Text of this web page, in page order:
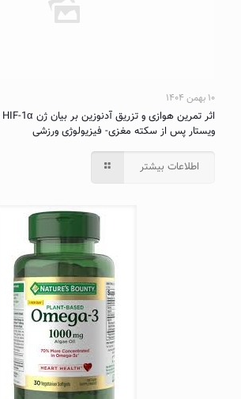
۱۰ بهمن ۱۴۰۴
ویستار پس از سکته مغزی- فیزیولوژی ورزشی
اطلاعات بیشتر